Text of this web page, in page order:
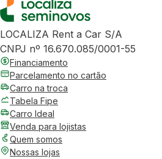
LOCALIZA Rent a Car S/A
CNPJ nº 16.670.085/0001-55
Financiamento
Parcelamento no cartão
Carro na troca
Tabela Fipe
Carro Ideal
Venda para lojistas
Quem somos
Nossas lojas